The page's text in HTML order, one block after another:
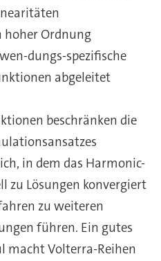
Ordnung
dungs-spezifische
abgeleitet
beschränken die
in dem das Harmonic-
zu Lösungen konvergiert
zu weiteren
führen. Ein gutes
macht Volterra-Reihen